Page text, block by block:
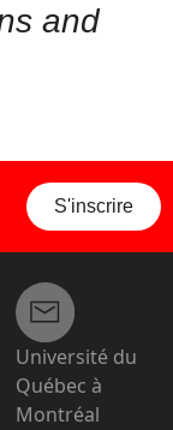
and
S'inscrire
Université du
Québec à
Montréal